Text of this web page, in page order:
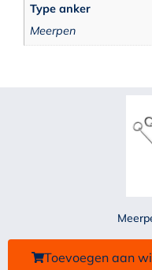
Type anker
Meerpen
Toevoegen aan